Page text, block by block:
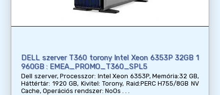
DELL szerver T360 torony Intel Xeon 6353P 32GB 1
960GB : EMEA_PROMO_T360_SPL5
Dell szerver, Processzor: Intel Xeon 6353P, Memória:32 GB,
Háttértár: 1920 GB, Kivitel: Torony, Raid:PERC H755/8GB NV
Cache, Operációs rendszer: NoOs